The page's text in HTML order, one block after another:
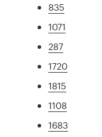
835
1071
287
1720
1815
1108
1683